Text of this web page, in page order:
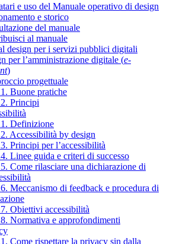
e uso del Manuale operativo di design
e storico
del manuale
al manuale
design per i servizi pubblici digitali
per l’amministrazione digitale (e-
)
progettuale
Buone pratiche
Principi
Definizione
Accessibilità by design
Principi per l’accessibilità
Linee guida e criteri di successo
Come rilasciare una dichiarazione di
Meccanismo di feedback e procedura di
Obiettivi accessibilità
Normativa e approfondimenti
Come rispettare la privacy sin dalla